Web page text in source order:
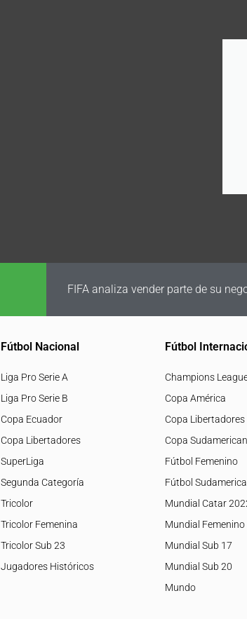
FIFA analiza vender parte de su
Fútbol Nacional
Liga Pro Serie A
Liga Pro Serie B
Copa Ecuador
Copa Libertadores
SuperLiga
Segunda Categoría
Tricolor
Tricolor Femenina
Tricolor Sub 23
Jugadores Históricos
Fútbol
Champions
Copa América
Copa Libertadores
Copa
Fútbol Femenino
Fútbol
Mundial Catar
Mundial Femenino
Mundial Sub 17
Mundial Sub 20
Mundo